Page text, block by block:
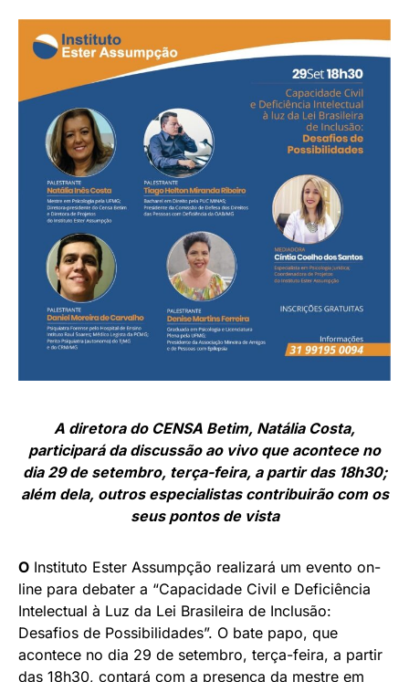
A diretora do CENSA Betim, Natália Costa,
participará da discussão ao vivo que acontece no
dia 29 de setembro, terça-feira, a partir das 18h30;
além dela, outros especialistas contribuirão com os
seus pontos de vista
O Instituto Ester Assumpção realizará um evento on-
line para debater a “Capacidade Civil e Deficiência
Intelectual à Luz da Lei Brasileira de Inclusão:
Desafios de Possibilidades”. O bate papo, que
acontece no dia 29 de setembro, terça-feira, a partir
das 18h30, contará com a presença da mestre em